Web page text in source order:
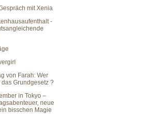
mit Xenia
-
von Farah: Wer
das Grundgesetz ?
in Tokyo –
neue
bisschen Magie